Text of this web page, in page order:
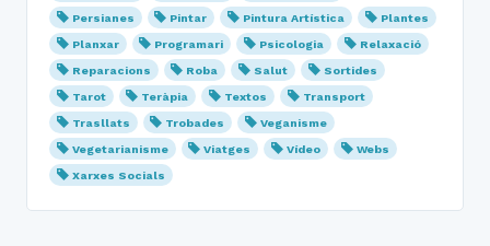
Persianes
Pintar Pintura Artística
Plantes
Planxar
Programari Psicologia
Relaxació
Reparacions
Roba Salut
Sortides
Tarot
Teràpia Textos
Transport
Trasllats
Trobades
Veganisme
Vegetarianisme
Viatges Vídeo
Webs
Xarxes Socials